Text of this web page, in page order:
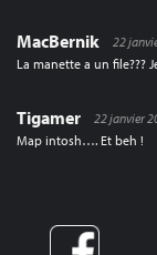
MacBernik
22
La manette a un file???
Tigamer
22 janvier
Map intosh…. Et beh !